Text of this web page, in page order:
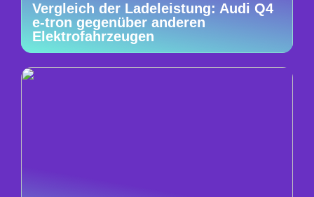
Vergleich der Ladeleistung: Audi Q4
e-tron gegenüber anderen
Elektrofahrzeugen